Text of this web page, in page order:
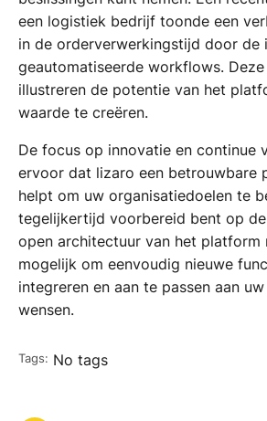
een logistiek bedrijf toonde een
in de orderverwerkingstijd door de
geautomatiseerde workflows.
illustreren de potentie van het
waarde te creëren.
De focus op innovatie en continue
ervoor dat lizaro een betrouwbare
helpt om uw organisatiedoelen te
tegelijkertijd voorbereid bent op
open architectuur van het platform
mogelijk om eenvoudig nieuwe
integreren en aan te passen aan
wensen.
Tags: No tags